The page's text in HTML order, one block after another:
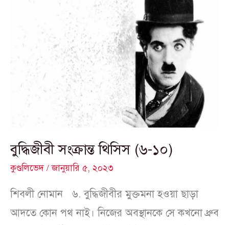
বুদ্ধিজীবী সংক্রান্ত থিসিস (৬-১০)
কুণ্ডলিভেদ/জানুয়ারি ৫, ২০২৩
শিবলী নোমান ৬. বুদ্ধিজীবীর মুক্তমনা হওয়া ছাড়া
আদতে কোন পথ নাই। নিজের অবস্থানকে সে কখনো ধ্রুব
(৬-১০)